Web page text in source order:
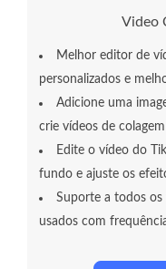
Video
Melhor editor de
personalizados e
Adicione uma
crie vídeos de
Edite o vídeo do
fundo e ajuste os
Suporte a todos os
usados ​​com